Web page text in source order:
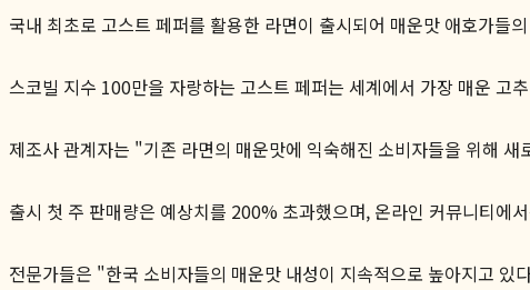
국내 최초로 고스트 페퍼를 활용한 라면이 출시되어 매운맛 애호가들
스코빌 지수 100만을 자랑하는 고스트 페퍼는 세계에서 가장 매운 고
제조사 관계자는 "기존 라면의 매운맛에 익숙해진 소비자들을 위해
출시 첫 주 판매량은 예상치를 200% 초과했으며, 온라인 커뮤니티에
전문가들은 "한국 소비자들의 매운맛 내성이 지속적으로 높아지고